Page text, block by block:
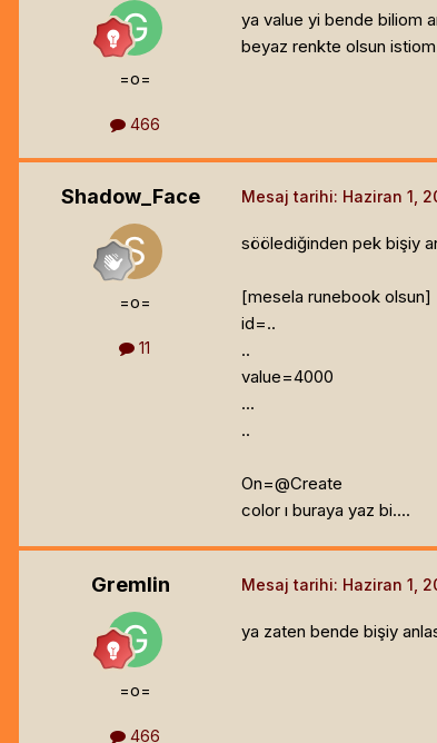
=o=
466
ya value yi bende biliom
beyaz renkte olsun istiom
Shadow_Face
=o=
11
Mesaj tarihi: Haziran 1,
söölediğinden pek bişiy
[mesela runebook olsun]
id=..
..
value=4000
...
..
On=@Create
color ı buraya yaz bi....
Gremlin
=o=
466
Mesaj tarihi: Haziran 1,
ya zaten bende bişiy